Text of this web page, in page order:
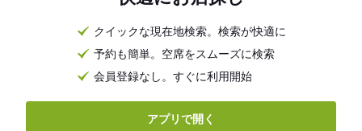
クイックな現在地検索。検索が快適に
予約も簡単。空席をスムーズに検索
会員登録なし。すぐに利用開始
アプリで開く